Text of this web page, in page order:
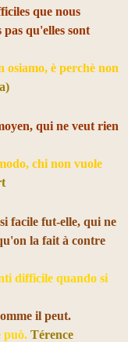
que nous
pas qu'elles sont
osiamo, è perchè non
qui ne veut rien
chi non vuole
facile fut-elle, qui ne
la fait à contre
difficile quando si
il peut.
può. Térence